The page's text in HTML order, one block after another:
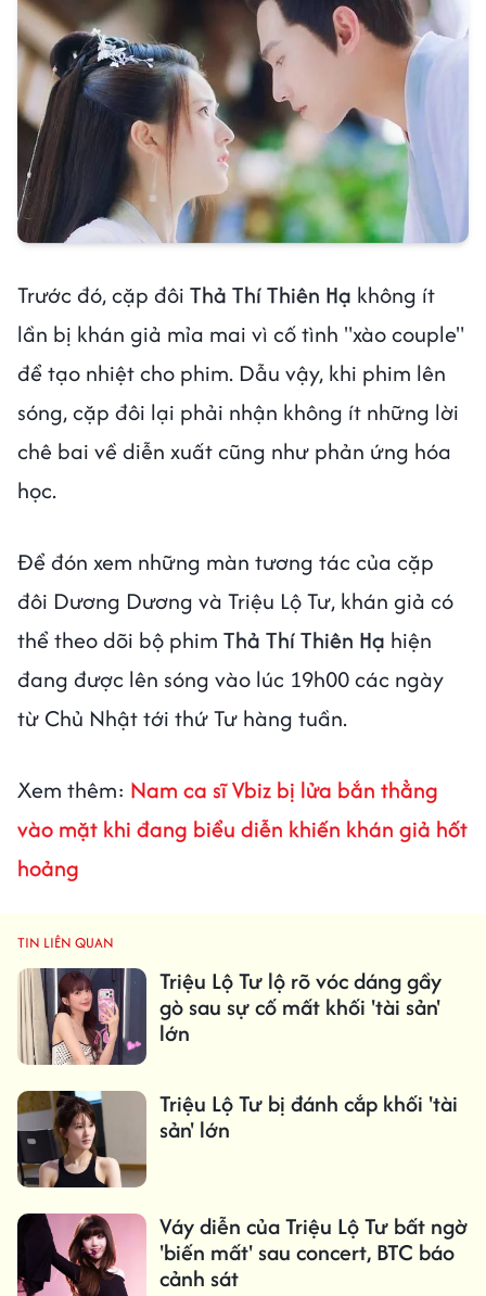
Trước đó, cặp đôi Thả Thí Thiên Hạ không ít
lần bị khán giả mỉa mai vì cố tình "xào couple"
để tạo nhiệt cho phim. Dẫu vậy, khi phim lên
sóng, cặp đôi lại phải nhận không ít những lời
chê bai về diễn xuất cũng như phản ứng hóa
học.
Để đón xem những màn tương tác của cặp
đôi Dương Dương và Triệu Lộ Tư, khán giả có
thể theo dõi bộ phim Thả Thí Thiên Hạ hiện
đang được lên sóng vào lúc 19h00 các ngày
từ Chủ Nhật tới thứ Tư hàng tuần.
Xem thêm: Nam ca sĩ Vbiz bị lửa bắn thẳng
vào mặt khi đang biểu diễn khiến khán giả hốt
hoảng
TIN LIÊN QUAN
Triệu Lộ Tư lộ rõ vóc dáng gầy
gò sau sự cố mất khối 'tài sản'
lớn
Triệu Lộ Tư bị đánh cắp khối 'tài
sản' lớn
Váy diễn của Triệu Lộ Tư bất ngờ
'biến mất' sau concert, BTC báo
cảnh sát